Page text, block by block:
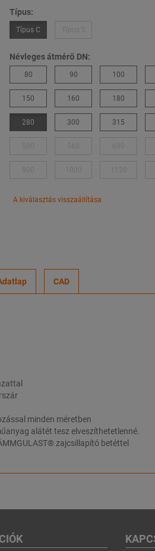
Típus:
Típus C
Névleges átmérő DN:
80 90 100
150 160 180
280 300 315
A kiválasztás visszaállítása
CAD
minden méretben
alátét tesz elveszíthetetlenné.
zajcsillapító betéttel